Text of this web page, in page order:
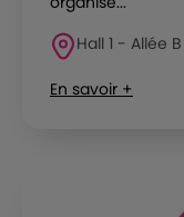
Hall 1 - Allée
En savoir +